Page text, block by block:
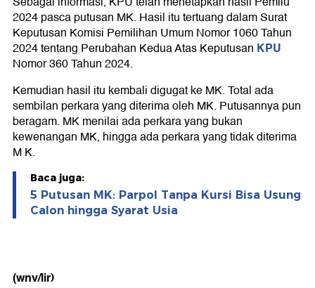
2024 pasca putusan MK. Hasil itu tertuang dalam Surat
Keputusan Komisi Pemilihan Umum Nomor 1060 Tahun
2024 tentang Perubahan Kedua Atas Keputusan KPU
Nomor 360 Tahun 2024.
Kemudian hasil itu kembali digugat ke MK. Total ada
sembilan perkara yang diterima oleh MK. Putusannya pun
beragam. MK menilai ada perkara yang bukan
kewenangan MK, hingga ada perkara yang tidak diterima
M K.
Baca juga:
5 Putusan MK: Parpol Tanpa Kursi Bisa Usung
Calon hingga Syarat Usia
(wnv/lir)